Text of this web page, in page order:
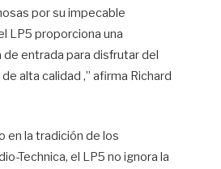
por su impecable
LP5 proporciona una
entrada para disfrutar del
alta calidad ,” afirma Richard
en la tradición de los
Technica, el LP5 no ignora la